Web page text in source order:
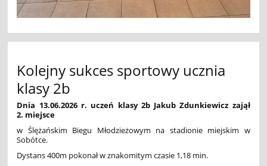
Kolejny sukces sportowy ucznia
klasy 2b
Dnia 13.06.2026 r. uczeń klasy 2b Jakub Zdunkiewicz zajął
2. miejsce
w Ślężańskim Biegu Młodzieżowym na stadionie miejskim w
Sobótce.
Dystans 400m pokonał w znakomitym czasie 1,18 min.